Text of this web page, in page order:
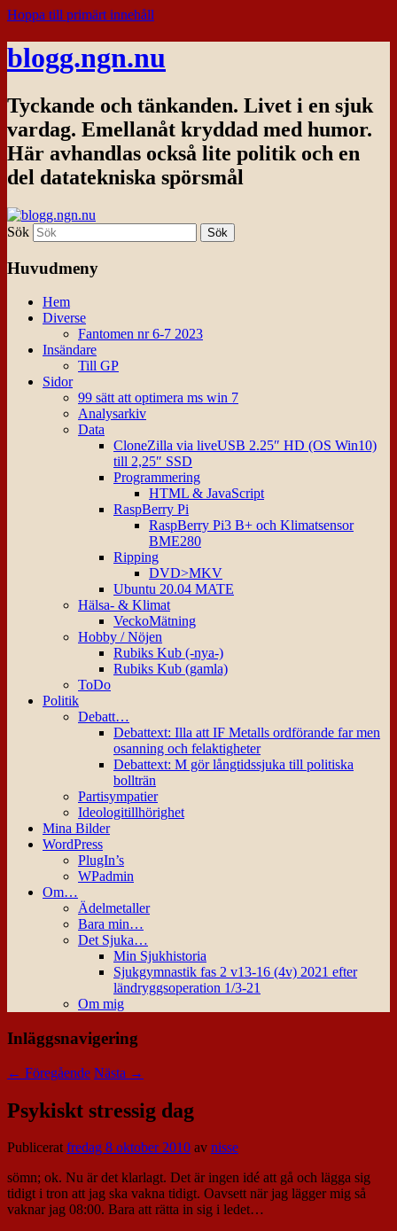
Hoppa till primärt innehåll
blogg.ngn.nu
Tyckande och tänkanden. Livet i en sjuk
vardag. Emellanåt kryddad med humor.
Här avhandlas också lite politik och en
del datatekniska spörsmål
Sök
Huvudmeny
Hem
Diverse
Fantomen nr 6-7 2023
Insändare
Till GP
Sidor
99 sätt att optimera ms win 7
Analysarkiv
Data
CloneZilla via liveUSB 2.25″ HD (OS Win10)
till 2,25″ SSD
Programmering
HTML & JavaScript
RaspBerry Pi
RaspBerry Pi3 B+ och Klimatsensor
BME280
Ripping
DVD>MKV
Ubuntu 20.04 MATE
Hälsa- & Klimat
VeckoMätning
Hobby / Nöjen
Rubiks Kub (-nya-)
Rubiks Kub (gamla)
ToDo
Politik
Debatt…
Debattext: Illa att IF Metalls ordförande far men
osanning och felaktigheter
Debattext: M gör långtidssjuka till politiska
bollträn
Partisympatier
Ideologitillhörighet
Mina Bilder
WordPress
PlugIn’s
WPadmin
Om…
Ädelmetaller
Bara min…
Det Sjuka…
Min Sjukhistoria
Sjukgymnastik fas 2 v13-16 (4v) 2021 efter
ländryggsoperation 1/3-21
Om mig
Inläggsnavigering
← Föregående Nästa →
Psykiskt stressig dag
Publiceratfredag 8 oktober 2010 av nisse
sömn; ok. Nu är det klarlagt. Det är ingen idé att gå och lägga sig
tidigt i tron att jag ska vakna tidigt. Oavsett när jag lägger mig så
vaknar jag 08:00. Bara att rätta in sig i ledet…